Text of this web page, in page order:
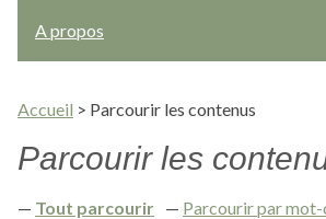
A propos
Accueil > Parcourir les contenus
Parcourir les
Tout parcourir
Parcourir par